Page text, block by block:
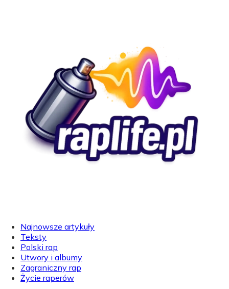
Najnowsze artykuły
Teksty
Polski rap
Utwory i albumy
Zagraniczny rap
Życie raperów